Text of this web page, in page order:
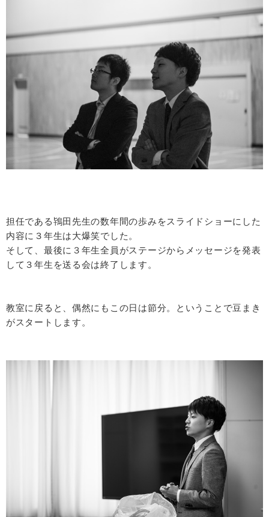
担任である鴇田先生の数年間の歩みをスライドショーにした
内容に３年生は大爆笑でした。
そして、最後に３年生全員がステージからメッセージを発表
して３年生を送る会は終了します。
教室に戻ると、偶然にもこの日は節分。ということで豆まき
がスタートします。